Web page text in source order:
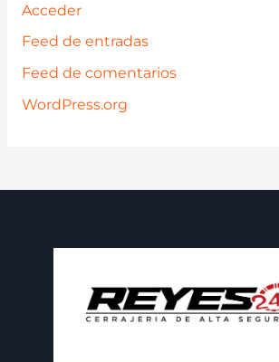
Acceder
Feed de entradas
Feed de comentarios
WordPress.org